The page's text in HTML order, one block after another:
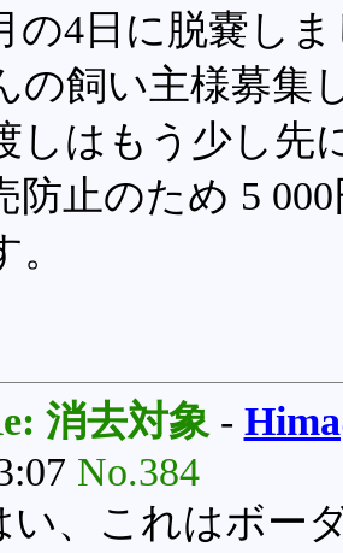
の4日に脱嚢し
の飼い主様募集
しはもう少し先
防止のため 5
消去対象-
No.384
い、これはボー